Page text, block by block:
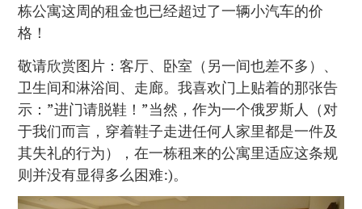
栋公寓这周的租金也已经超过了一辆小汽车的价
格！
敬请欣赏图片：客厅、卧室（另一间也差不多）、
卫生间和淋浴间、走廊。我喜欢门上贴着的那张告
示：”进门请脱鞋！”当然，作为一个俄罗斯人（对
于我们而言，穿着鞋子走进任何人家里都是一件及
其失礼的行为），在一栋租来的公寓里适应这条规
则并没有显得多么困难:)。